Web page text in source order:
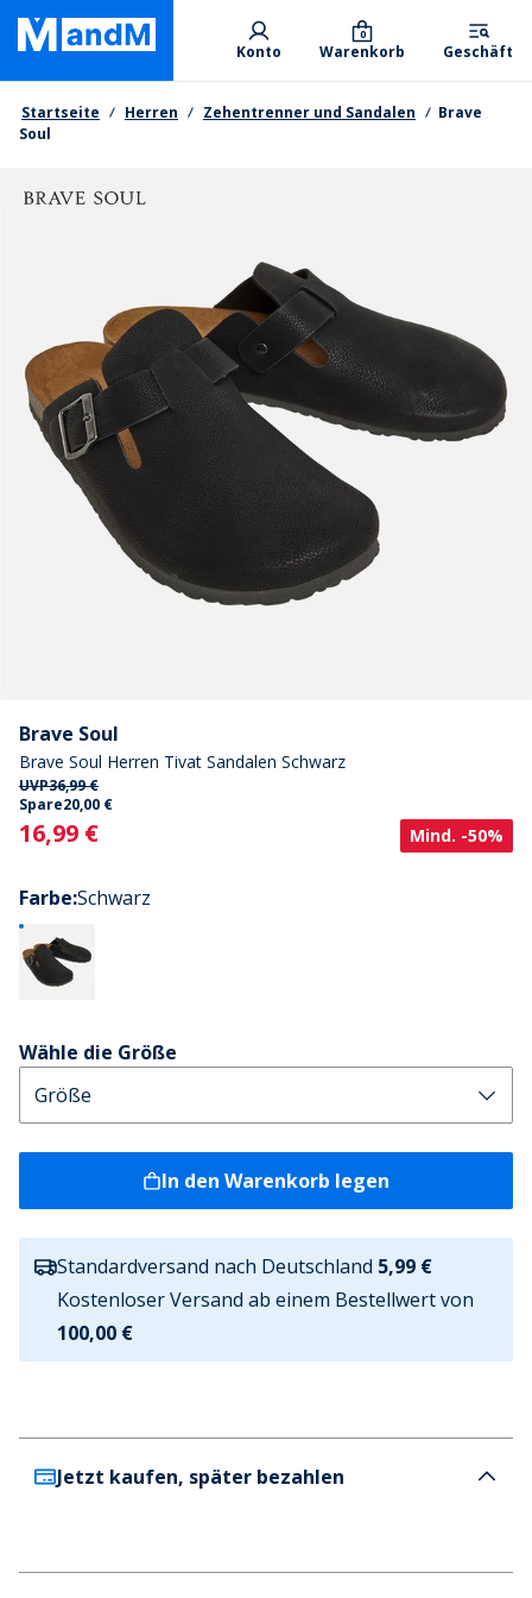
Skip
main
content
Primary departments
Konto Warenkorb
0
Geschäft
Brotkrumen
Startseite Herren Zehentrenner und Sandalen
Brave
Soul
Brave Soul
Brave Soul Herren Tivat Sandalen Schwarz
UVP36,99 €
Spare20,00 €
Current
16,99 € Mind. -50%
Farbe:Schwarz
Wähle die Größe
In den Warenkorb legen
Standardversand nach Deutschland 5,99 €
Kostenloser Versand ab einem Bestellwert von
100,00 €
Jetzt kaufen, später bezahlen